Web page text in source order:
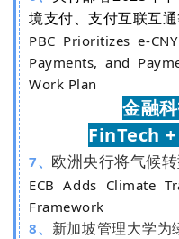
境支付、支付互联互
PBC Prioritizes e-
Payments, and
Work Plan
金融
FinTech
7、 欧洲央行将气候
ECB Adds Climate
Framework
8、 新加坡管理大学为